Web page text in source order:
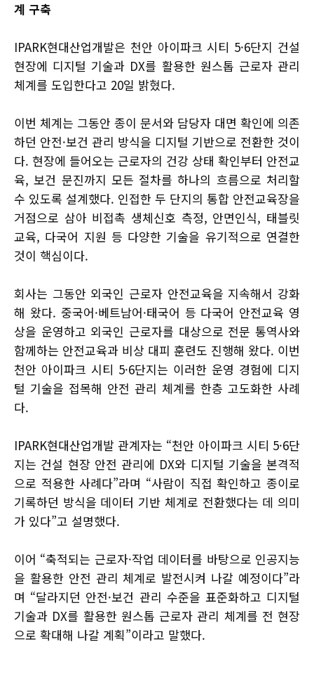
계 구축
IPARK현대산업개발은 천안 아이파크 시티 5·6단지 건설
현장에 디지털 기술과 DX를 활용한 원스톱 근로자 관리
체계를 도입한다고 20일 밝혔다.
이번 체계는 그동안 종이 문서와 담당자 대면 확인에 의존
하던 안전·보건 관리 방식을 디지털 기반으로 전환한 것이
다. 현장에 들어오는 근로자의 건강 상태 확인부터 안전교
육, 보건 문진까지 모든 절차를 하나의 흐름으로 처리할
수 있도록 설계했다. 인접한 두 단지의 통합 안전교육장을
거점으로 삼아 비접촉 생체신호 측정, 안면인식, 태블릿
교육, 다국어 지원 등 다양한 기술을 유기적으로 연결한
것이 핵심이다.
회사는 그동안 외국인 근로자 안전교육을 지속해서 강화
해 왔다. 중국어·베트남어·태국어 등 다국어 안전교육 영
상을 운영하고 외국인 근로자를 대상으로 전문 통역사와
함께하는 안전교육과 비상 대피 훈련도 진행해 왔다. 이번
천안 아이파크 시티 5·6단지는 이러한 운영 경험에 디지
털 기술을 접목해 안전 관리 체계를 한층 고도화한 사례
다.
IPARK현대산업개발 관계자는 “천안 아이파크 시티 5·6단
지는 건설 현장 안전 관리에 DX와 디지털 기술을 본격적
으로 적용한 사례다”라며 “사람이 직접 확인하고 종이로
기록하던 방식을 데이터 기반 체계로 전환했다는 데 의미
가 있다”고 설명했다.
이어 “축적되는 근로자·작업 데이터를 바탕으로 인공지능
을 활용한 안전 관리 체계로 발전시켜 나갈 예정이다”라
며 “달라지던 안전·보건 관리 수준을 표준화하고 디지털
기술과 DX를 활용한 원스톱 근로자 관리 체계를 전 현장
으로 확대해 나갈 계획”이라고 말했다.